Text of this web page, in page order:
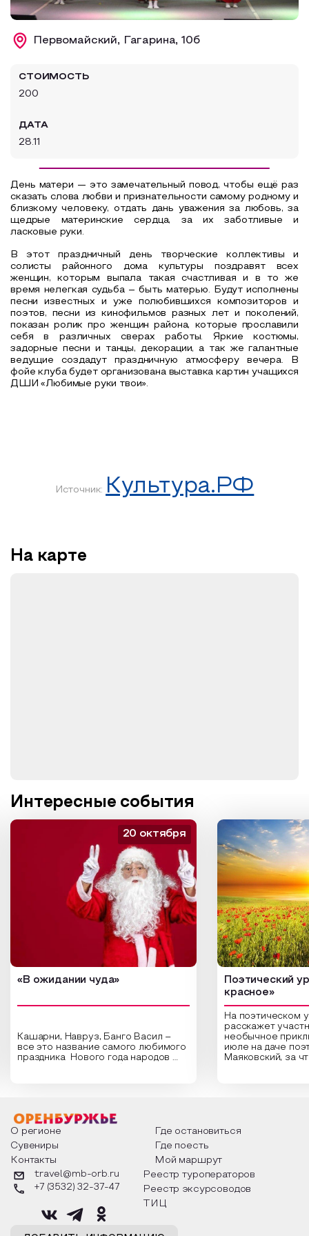
Образовательный туризм
Аттестованные экскурсоводы
Все маршруты
Первомайский, Гагарина, 10б
СТОИМОСТЬ
200
ДАТА
28.11
День матери — это замечательный повод, чтобы ещё раз
сказать слова любви и признательности самому родному и
близкому человеку, отдать дань уважения за любовь, за
щедрые материнские сердца, за их заботливые и
ласковые руки.
В этот праздничный день творческие коллективы и
солисты районного дома культуры поздравят всех
женщин, которым выпала такая счастливая и в то же
время нелегкая судьба – быть матерью. Будут исполнены
песни известных и уже полюбившихся композиторов и
поэтов, песни из кинофильмов разных лет и поколений,
показан ролик про женщин района, которые прославили
себя в различных сверах работы. Яркие костюмы,
задорные песни и танцы, декорации, а так же галантные
ведущие создадут праздничную атмосферу вечера. В
фойе клуба будет организована выставка картин учащихся
ДШИ «Любимые руки твои».
Источник: Культура.РФ
На карте
Интересные события
«В ожидании чуда»
Кашарни, Навруз, Банго Васил –
все это название самого любимого
праздника Нового года народов
о том, как встречают новый год в
разных уголках страны, какие
обряды совершают на удачу и
благополучие, в чем схожи и
различаются традиции. Кто такой
Дед Мороз и откуда он пришел, как
его называют в разных уголках
страны и как появились елочные
20 октября
Поэтический
красное»
На поэтическом
расскажет
необычное
июле на даче
Маяковский, за
Твардовского и
каждой строчке
восхищение
яркому времени
О регионе
Где остановиться
Сувениры
Где поесть
Контакты
Мой маршрут
travel@mb-orb.ru
+7 (3532) 32-37-47
Реестр туроператоров
Реестр эксурсоводов
ТИЦ